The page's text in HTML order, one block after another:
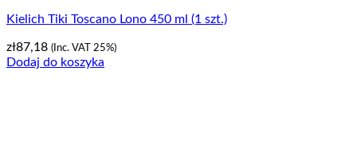
Kielich Tiki Toscano Lono 450 ml (1 szt.)
zł87,18 (Inc. VAT 25%)
Dodaj do koszyka